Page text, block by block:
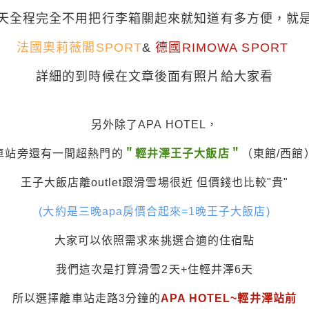
全程完全不用把行李箱關起來就知道有多方便，就
法國奧莉薇閣SPORT& 德國RIMOWA SPORT
詳細的到時候在文章後面有照片給大家看
另外除了APA HOTEL，
站旁還有一間超熱門的 ＂輕井澤王子大飯店＂ （東館/西館
王子大飯店離outlet跟滑雪場很近 但價錢也比較"貴"
(大約是三晚apa房價合起來=1晚王子大飯店)
大家可以依照需求來挑選合適的住宿點
我們這次是打算滑雪2天+住輕井澤6天
所以選擇離車站走路3分鐘的APA HOTEL~輕井澤站前